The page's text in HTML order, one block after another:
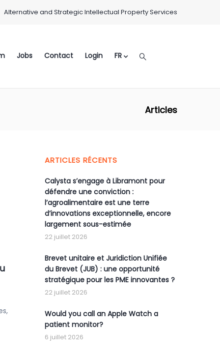
Alternative and Strategic Intellectual Property Services
Jobs Contact Login FR
Articles
ARTICLES RÉCENTS
Calysta s’engage à Libramont pour
défendre une conviction :
l’agroalimentaire est une terre
d’innovations exceptionnelle, encore
largement sous-estimée
22 juillet 2026
Brevet unitaire et Juridiction Unifiée
du Brevet (JUB) : une opportunité
stratégique pour les PME innovantes ?
22 juillet 2026
Would you call an Apple Watch a
patient monitor?
6 juillet 2026